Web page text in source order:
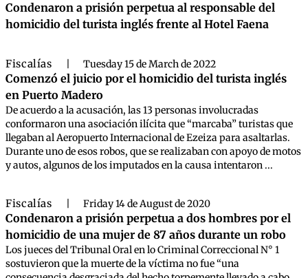
Condenaron a prisión perpetua al responsable del
homicidio del turista inglés frente al Hotel Faena
Fiscalías Tuesday 15 de March de 2022
Comenzó el juicio por el homicidio del turista inglés
en Puerto Madero
De acuerdo a la acusación, las 13 personas involucradas
conformaron una asociación ilícita que “marcaba” turistas que
llegaban al Aeropuerto Internacional de Ezeiza para asaltarlas.
Durante uno de esos robos, que se realizaban con apoyo de motos
y autos, algunos de los imputados en la causa intentaron ...
Fiscalías Friday 14 de August de 2020
Condenaron a prisión perpetua a dos hombres por el
homicidio de una mujer de 87 años durante un robo
Los jueces del Tribunal Oral en lo Criminal Correccional N° 1
sostuvieron que la muerte de la víctima no fue “una